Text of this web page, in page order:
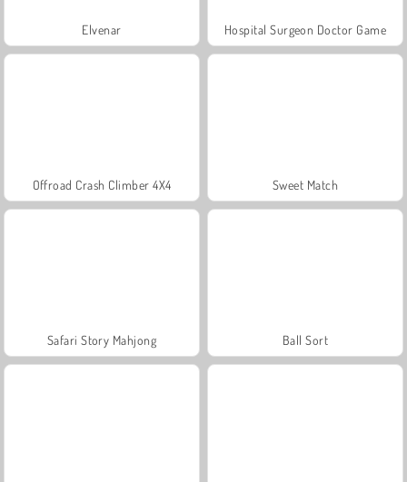
Elvenar Hospital Surgeon Doctor Game
Offroad Crash Climber 4X4 Sweet Match
Safari Story Mahjong Ball Sort